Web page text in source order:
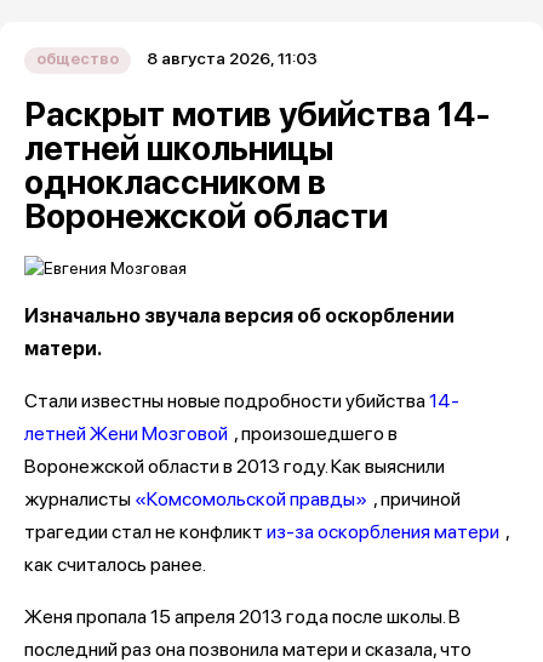
общество 8 августа 2026, 11:03
Раскрыт мотив убийства 14-
летней школьницы
одноклассником в
Воронежской области
Изначально звучала версия об оскорблении
матери.
Стали известны новые подробности убийства14-
летней Жени Мозговой , произошедшего в
Воронежской области в 2013 году. Как выяснили
журналисты «Комсомольской правды» , причиной
трагедии стал не конфликт из-за оскорбления матери ,
как считалось ранее.
Женя пропала 15 апреля 2013 года после школы. В
последний раз она позвонила матери и сказала, что